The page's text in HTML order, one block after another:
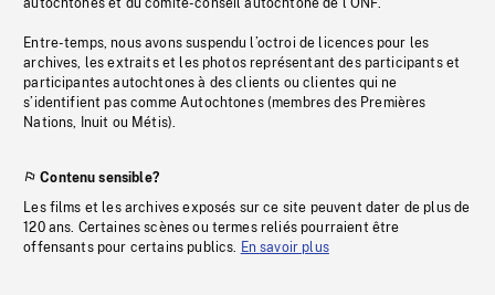
autochtones et du comité-conseil autochtone de l’ONF.
Entre-temps, nous avons suspendu l’octroi de licences pour les
archives, les extraits et les photos représentant des participants et
participantes autochtones à des clients ou clientes qui ne
s’identifient pas comme Autochtones (membres des Premières
Nations, Inuit ou Métis).
Contenu sensible?
Les films et les archives exposés sur ce site peuvent dater de plus de
120 ans. Certaines scènes ou termes reliés pourraient être
offensants pour certains publics. En savoir plus